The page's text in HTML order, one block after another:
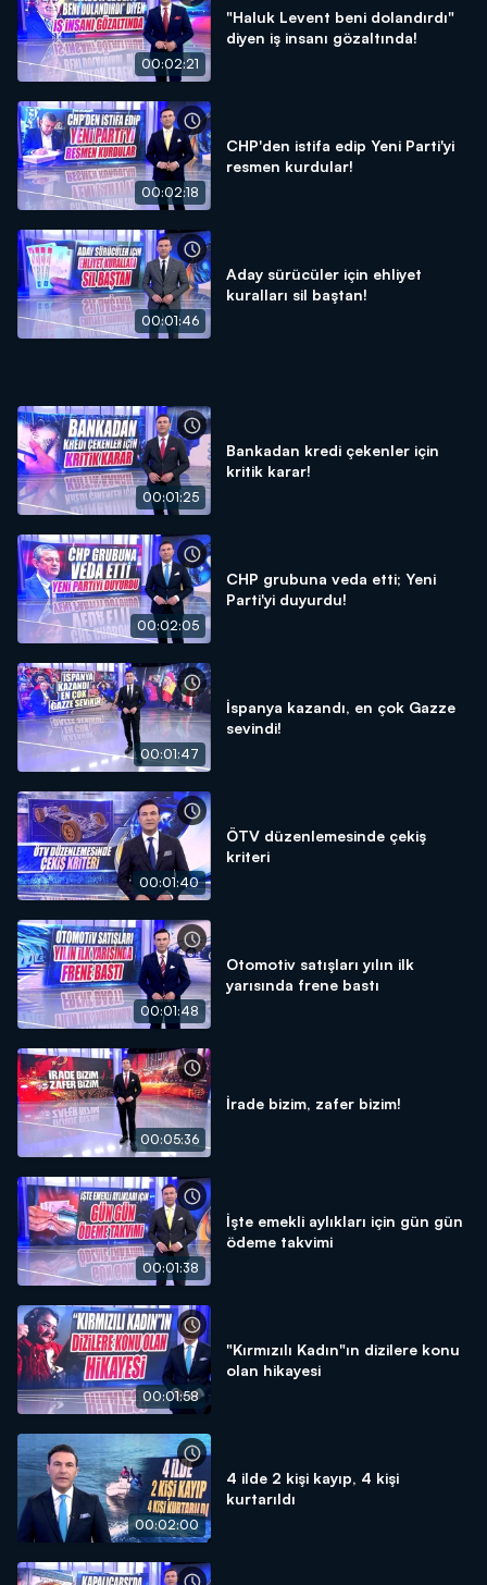
00:02:21
"Haluk Levent beni dolandırdı"
diyen iş insanı gözaltında!
00:02:18
CHP'den istifa edip Yeni Parti'yi
resmen kurdular!
00:01:46
Aday sürücüler için ehliyet
kuralları sil baştan!
00:01:25
Bankadan kredi çekenler için
kritik karar!
00:02:05
CHP grubuna veda etti; Yeni
Parti'yi duyurdu!
00:01:47
İspanya kazandı, en çok Gazze
sevindi!
00:01:40
ÖTV düzenlemesinde çekiş
kriteri
00:01:48
Otomotiv satışları yılın ilk
yarısında frene bastı
00:05:36
İrade bizim, zafer bizim!
00:01:38
İşte emekli aylıkları için gün gün
ödeme takvimi
00:01:58
"Kırmızılı Kadın"ın dizilere konu
olan hikayesi
00:02:00
4 ilde 2 kişi kayıp, 4 kişi
kurtarıldı